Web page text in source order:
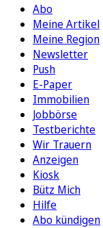
Abo
Meine Artikel
Meine Region
Newsletter
Push
E-Paper
Immobilien
Jobbörse
Testberichte
Wir Trauern
Anzeigen
Kiosk
Bütz Mich
Hilfe
Abo kündigen